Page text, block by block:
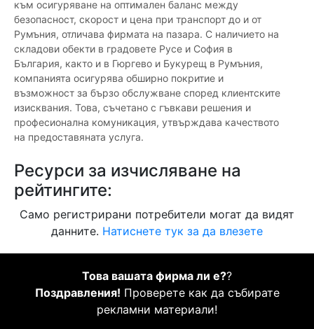
към осигуряване на оптимален баланс между
безопасност, скорост и цена при транспорт до и от
Румъния, отличава фирмата на пазара. С наличието на
складови обекти в градовете Русе и София в
България, както и в Гюргево и Букурещ в Румъния,
компанията осигурява обширно покритие и
възможност за бързо обслужване според клиентските
изисквания. Това, съчетано с гъвкави решения и
професионална комуникация, утвърждава качеството
на предоставяната услуга.
Ресурси за изчисляване на
рейтингите:
Само регистрирани потребители могат да видят
данните. Натиснете тук за да влезете
Това вашата фирма ли е??
Поздравления! Проверете как да събирате
рекламни материали!